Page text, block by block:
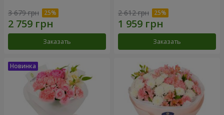
3 679 грн
Заказать
2 612 грн
Заказать